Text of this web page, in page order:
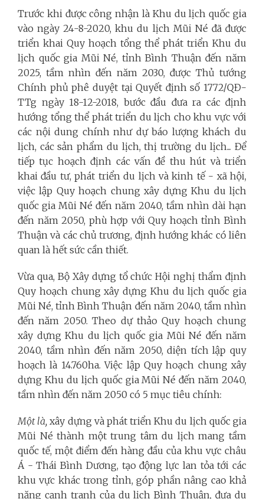
Trước khi được công nhận là Khu du lịch quốc gia
vào ngày 24-8-2020, khu du lịch Mũi Né đã được
triển khai Quy hoạch tổng thể phát triển Khu du
lịch quốc gia Mũi Né, tỉnh Bình Thuận đến năm
2025, tầm nhìn đến năm 2030, được Thủ tướng
Chính phủ phê duyệt tại Quyết định số 1772/QĐ-
TTg ngày 18-12-2018, bước đầu đưa ra các định
hướng tổng thể phát triển du lịch cho khu vực với
các nội dung chính như dự báo lượng khách du
lịch, các sản phẩm du lịch, thị trường du lịch... Để
tiếp tục hoạch định các vấn đề thu hút và triển
khai đầu tư, phát triển du lịch và kinh tế - xã hội,
việc lập Quy hoạch chung xây dựng Khu du lịch
quốc gia Mũi Né đến năm 2040, tầm nhìn dài hạn
đến năm 2050, phù hợp với Quy hoạch tỉnh Bình
Thuận và các chủ trương, định hướng khác có liên
quan là hết sức cần thiết.
Vừa qua, Bộ Xây dựng tổ chức Hội nghị thẩm định
Quy hoạch chung xây dựng Khu du lịch quốc gia
Mũi Né, tỉnh Bình Thuận đến năm 2040, tầm nhìn
đến năm 2050. Theo dự thảo Quy hoạch chung
xây dựng Khu du lịch quốc gia Mũi Né đến năm
2040, tầm nhìn đến năm 2050, diện tích lập quy
hoạch là 14.760ha. Việc lập Quy hoạch chung xây
dựng Khu du lịch quốc gia Mũi Né đến năm 2040,
tầm nhìn đến năm 2050 có 5 mục tiêu chính:
Một là, xây dựng và phát triển Khu du lịch quốc gia
Mũi Né thành một trung tâm du lịch mang tầm
quốc tế, một điểm đến hàng đầu của khu vực châu
Á - Thái Bình Dương, tạo động lực lan tỏa tới các
khu vực khác trong tỉnh, góp phần nâng cao khả
năng cạnh tranh của du lịch Bình Thuận, đưa du